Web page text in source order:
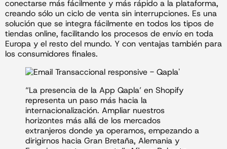
conectarse más fácilmente y más rápido a la plataforma,
creando sólo un ciclo de venta sin interrupciones. Es una
solución que se integra fácilmente en todos los tipos de
tiendas online, facilitando los procesos de envío en toda
Europa y el resto del mundo. Y con ventajas también para
los consumidores finales.
“La presencia de la App Qapla’ en Shopify
representa un paso más hacia la
internacionalización. Ampliar nuestros
horizontes más allá de los mercados
extranjeros donde ya operamos, empezando a
dirigirnos hacia Gran Bretaña, Alemania y